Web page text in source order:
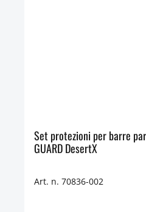
Set protezioni per barre
GUARD DesertX
Art. n. 70836-002